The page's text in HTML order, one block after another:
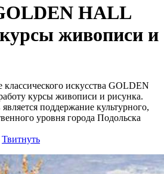
HALL
живописи и
классического искусства GOLDEN
курсы живописи и рисунка.
поддержание культурного,
уровня города Подольска
Твитнуть